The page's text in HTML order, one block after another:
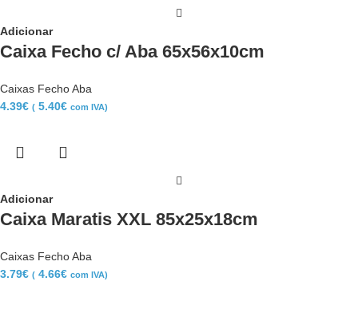
Adicionar
Caixa Fecho c/ Aba 65x56x10cm
Caixas Fecho Aba
4.39€ ( 5.40€ com IVA)
Adicionar
Caixa Maratis XXL 85x25x18cm
Caixas Fecho Aba
3.79€ ( 4.66€ com IVA)